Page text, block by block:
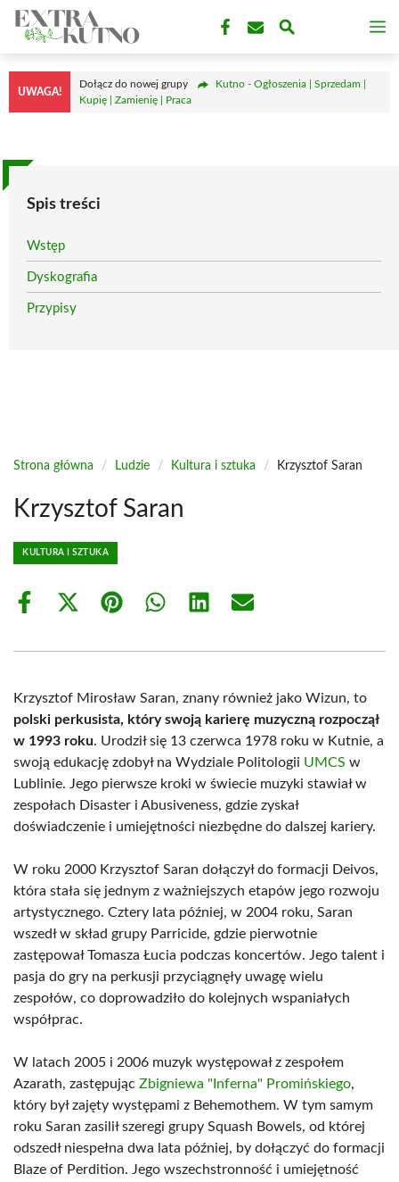
Przejdź
treści
UWAGA!
Dołącz do nowej grupy
Kutno - Ogłoszenia | Sprzedam |
Kupię | Zamienię | Praca
Spis treści
Wstęp
Dyskografia
Przypisy
Strona główna / Ludzie / Kultura i sztuka / Krzysztof Saran
Krzysztof Saran
KULTURA I SZTUKA
Share
Share
(Twitter)
Share Share Share Share
Krzysztof Mirosław Saran, znany również jako Wizun, to
polski perkusista, który swoją karierę muzyczną rozpoczął
w 1993 roku. Urodził się 13 czerwca 1978 roku w Kutnie, a
swoją edukację zdobył na Wydziale Politologii UMCS w
Lublinie. Jego pierwsze kroki w świecie muzyki stawiał w
zespołach Disaster i Abusiveness, gdzie zyskał
doświadczenie i umiejętności niezbędne do dalszej kariery.
W roku 2000 Krzysztof Saran dołączył do formacji Deivos,
która stała się jednym z ważniejszych etapów jego rozwoju
artystycznego. Cztery lata później, w 2004 roku, Saran
wszedł w skład grupy Parricide, gdzie pierwotnie
zastępował Tomasza Łucia podczas koncertów. Jego talent i
pasja do gry na perkusji przyciągnęły uwagę wielu
zespołów, co doprowadziło do kolejnych wspaniałych
współprac.
W latach 2005 i 2006 muzyk występował z zespołem
Azarath, zastępując Zbigniewa "Inferna" Promińskiego,
który był zajęty występami z Behemothem. W tym samym
roku Saran zasilił szeregi grupy Squash Bowels, od której
odszedł niespełna dwa lata później, by dołączyć do formacji
Blaze of Perdition. Jego wszechstronność i umiejętność